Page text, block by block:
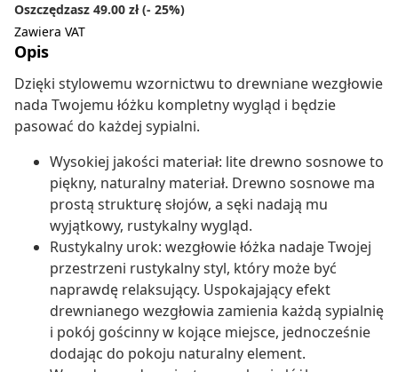
Oszczędzasz 49.00 zł (- 25%)
Zawiera VAT
Opis
Dzięki stylowemu wzornictwu to drewniane wezgłowie
nada Twojemu łóżku kompletny wygląd i będzie
pasować do każdej sypialni.
Wysokiej jakości materiał: lite drewno sosnowe to
piękny, naturalny materiał. Drewno sosnowe ma
prostą strukturę słojów, a sęki nadają mu
wyjątkowy, rustykalny wygląd.
Rustykalny urok: wezgłowie łóżka nadaje Twojej
przestrzeni rustykalny styl, który może być
naprawdę relaksujący. Uspokajający efekt
drewnianego wezgłowia zamienia każdą sypialnię
i pokój gościnny w kojące miejsce, jednocześnie
dodając do pokoju naturalny element.